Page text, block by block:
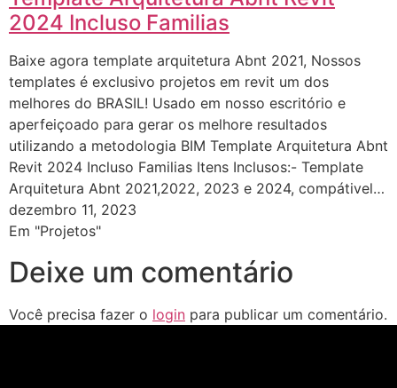
2024 Incluso Familias
Baixe agora template arquitetura Abnt 2021, Nossos
templates é exclusivo projetos em revit um dos
melhores do BRASIL! Usado em nosso escritório e
aperfeiçoado para gerar os melhore resultados
utilizando a metodologia BIM Template Arquitetura Abnt
Revit 2024 Incluso Familias Itens Inclusos:- Template
Arquitetura Abnt 2021,2022, 2023 e 2024, compátivel…
dezembro 11, 2023
Em "Projetos"
Deixe um comentário
Você precisa fazer o login para publicar um comentário.